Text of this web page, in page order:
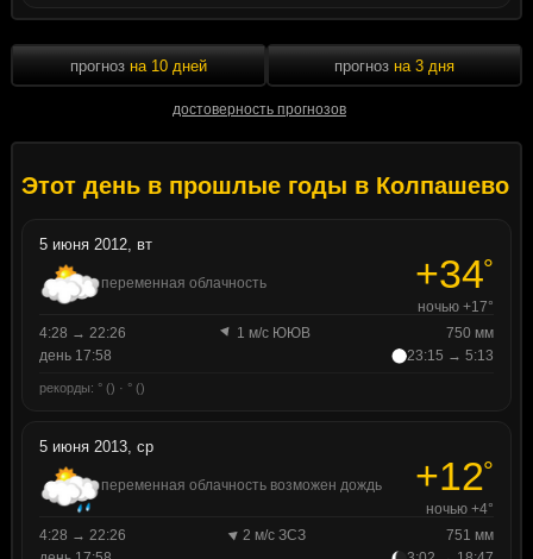
прогноз на 10 дней
достоверность прогнозов
прогноз на 3 дня
Этот день в прошлые годы в Колпашево
5 июня 2012, вт
переменная облачность +34°
ночью +17°
4:28 → 22:26
1 м/с ЮЮВ
750 мм
день 17:58
23:15 → 5:13
рекорды: ° () · ° ()
5 июня 2013, ср
переменная облачность возможен дождь +12°
ночью +4°
4:28 → 22:26
2 м/с ЗСЗ
751 мм